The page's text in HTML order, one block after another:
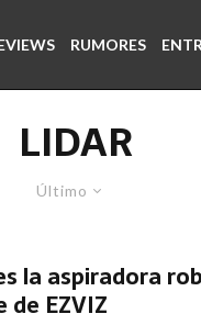
RUMORES
LIDAR
Último
la aspiradora
de EZVIZ